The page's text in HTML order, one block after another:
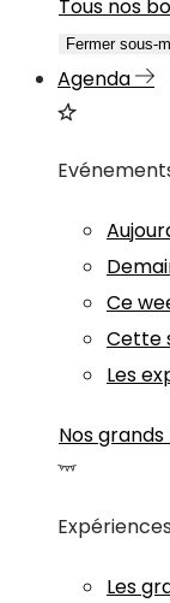
Tous nos
Fermer sous-
Agenda
Ce
Cette
Les
Nos
Les